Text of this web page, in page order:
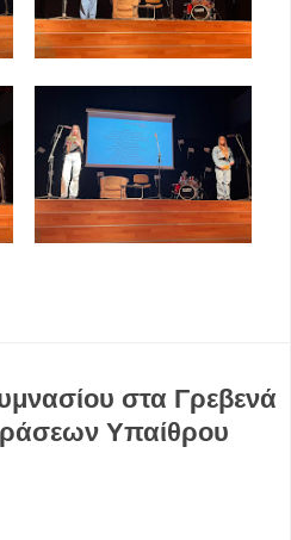
στα Γρεβενά
Υπαίθρου